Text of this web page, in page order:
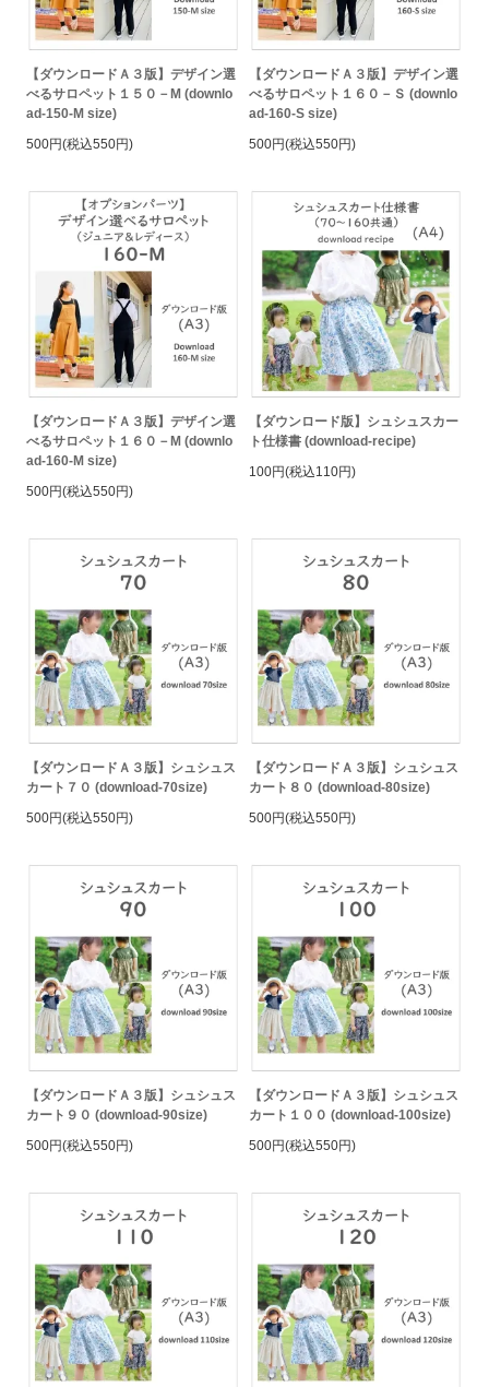
【ダウンロードＡ３版】デザイン選
べるサロペット１５０－M (downlo
ad-150-M size)
500円(税込550円)
【ダウンロードＡ３版】デザイン選
べるサロペット１６０－Ｓ (downlo
ad-160-S size)
500円(税込550円)
【ダウンロードＡ３版】デザイン選
べるサロペット１６０－M (downlo
ad-160-M size)
500円(税込550円)
【ダウンロード版】シュシュスカー
ト仕様書 (download-recipe)
100円(税込110円)
【ダウンロードＡ３版】シュシュス
カート７０ (download-70size)
500円(税込550円)
【ダウンロードＡ３版】シュシュス
カート８０ (download-80size)
500円(税込550円)
【ダウンロードＡ３版】シュシュス
カート９０ (download-90size)
500円(税込550円)
【ダウンロードＡ３版】シュシュス
カート１００ (download-100size)
500円(税込550円)